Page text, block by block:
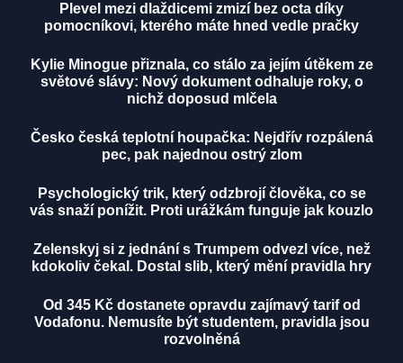
Plevel mezi dlaždicemi zmizí bez octa díky
pomocníkovi, kterého máte hned vedle pračky
Kylie Minogue přiznala, co stálo za jejím útěkem ze
světové slávy: Nový dokument odhaluje roky, o
nichž doposud mlčela
Česko česká teplotní houpačka: Nejdřív rozpálená
pec, pak najednou ostrý zlom
Psychologický trik, který odzbrojí člověka, co se
vás snaží ponížit. Proti urážkám funguje jak kouzlo
Zelenskyj si z jednání s Trumpem odvezl více, než
kdokoliv čekal. Dostal slib, který mění pravidla hry
Od 345 Kč dostanete opravdu zajímavý tarif od
Vodafonu. Nemusíte být studentem, pravidla jsou
rozvolněná